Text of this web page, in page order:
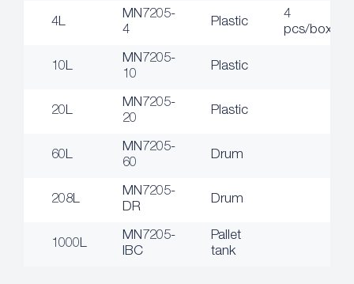
4L
MN7205-
4
Plastic
4
pcs/box
10L
MN7205-
10
Plastic
20L
MN7205-
20
Plastic
60L
MN7205-
60
Drum
208L
MN7205-
DR
Drum
1000L
MN7205-
IBC
Pallet
tank